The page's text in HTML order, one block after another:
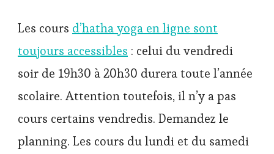
Les cours d’hatha yoga en ligne sont
toujours accessibles : celui du vendredi
soir de 19h30 à 20h30 durera toute l’année
scolaire. Attention toutefois, il n’y a pas
cours certains vendredis. Demandez le
planning. Les cours du lundi et du samedi